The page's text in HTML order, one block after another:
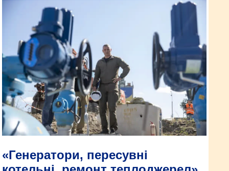
«Генератори, пересувні